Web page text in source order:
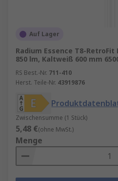
Auf Lager
Radium Essence T8-RetroFit
850 lm, Kaltweiß 600 mm
RS Best.-Nr. 711-410
Herst. Teile-Nr. 43919876
Zwischensumme (1 Stück)
5,48 €(ohne MwSt.)
Menge